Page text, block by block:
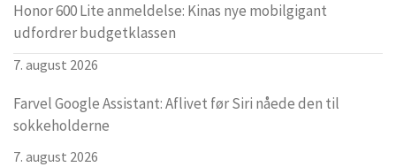
Honor 600 Lite anmeldelse: Kinas nye mobilgigant
udfordrer budgetklassen
7. august 2026
Farvel Google Assistant: Aflivet før Siri nåede den til
sokkeholderne
7. august 2026